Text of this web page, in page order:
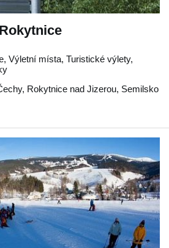
Výletní místa, Turistické výlety,
, Rokytnice nad Jizerou, Semilsko